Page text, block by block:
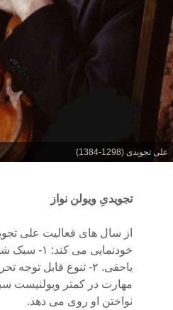
علی تجویدی (1298-1384)
تجویدیِ ویولن نواز
از سال های فعالیت علی
خودنمایی
نواختن او روی می دهد.